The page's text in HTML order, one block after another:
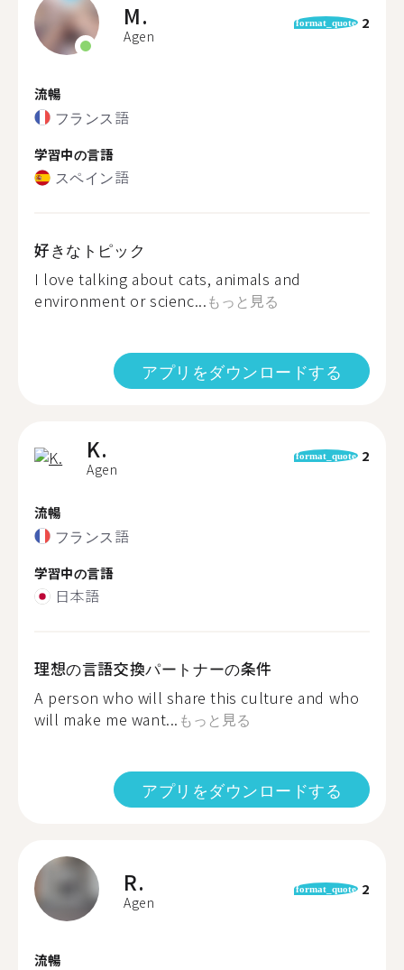
M.
Agen
format_quote 2
流暢
フランス語
学習中の言語
スペイン語
好きなトピック
I love talking about cats, animals and
environment or scienc...もっと見る
アプリをダウンロードする
K.
Agen
format_quote 2
流暢
フランス語
学習中の言語
日本語
理想の言語交換パートナーの条件
A person who will share this culture and who
will make me want... もっと見る
アプリをダウンロードする
R.
Agen
format_quote 2
流暢